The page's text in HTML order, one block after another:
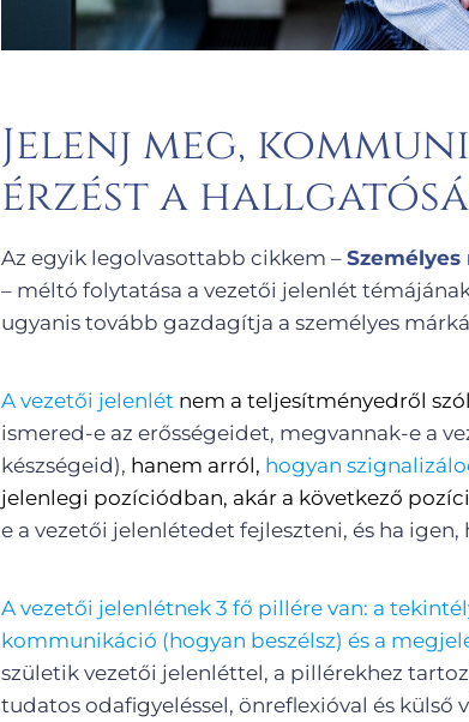
Jelenj meg,
érzést a
Az egyik legolvasottabb cikkem –
– méltó folytatása a vezetői jelenlét
ugyanis tovább gazdagítja a személyes
A vezetői jelenlét nem a teljesítményedről szól
ismered-e az erősségeidet, megvannak-e a
készségeid), hanem arról, hogyan
jelenlegi pozíciódban, akár a következő
e a vezetői jelenlétedet fejleszteni, és ha igen,
A vezetői jelenlétnek 3 fő pillére van: a
kommunikáció (hogyan beszélsz) és a
születik vezetői jelenléttel, a pillérekhez
tudatos odafigyeléssel, önreflexióval és külső